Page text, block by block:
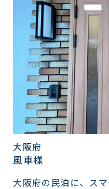
大阪府
風車様
大阪府の民泊に、ス